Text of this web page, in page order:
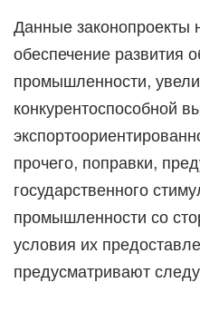
Данные законопроекты
обеспечение развития
промышленности,
конкурентоспособной
прочего, поправки,
государственного
промышленности со
условия их
предусматривают